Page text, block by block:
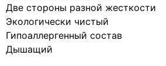
Две стороны разной жесткости
Экологически чистый
Гипоаллергенный состав
Дышащий